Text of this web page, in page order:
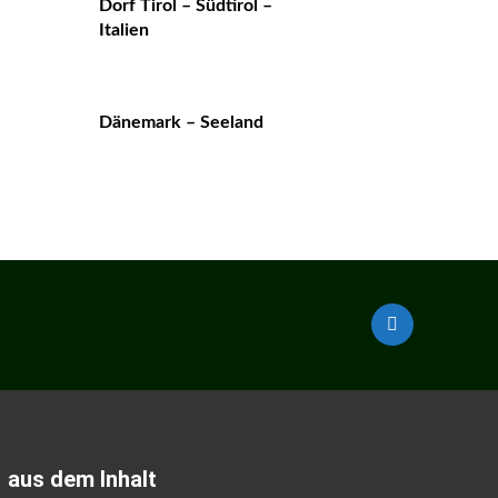
Dorf Tirol – Südtirol –
Italien
Dänemark – Seeland
aus dem Inhalt